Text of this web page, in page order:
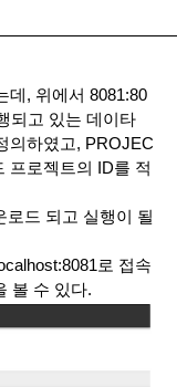
데, 위에서 8081:80
되고 있는 데이타
의하였고, PROJEC
프로젝트의 ID를 적
로드 되고 실행이 될
로 접속
볼 수 있다.